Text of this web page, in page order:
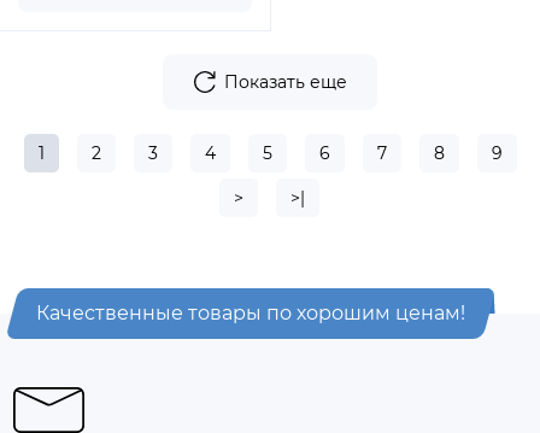
Показать еще
1 2 3 4 5 6 7 8 9
> >|
Качественные товары по хорошим ценам!